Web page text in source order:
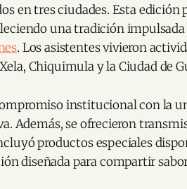
en tres ciudades. Esta edición
una tradición
. Los asistentes vivieron
Chiquimula y la Ciudad de
institucional con la
Además, se ofrecieron
productos especiales
diseñada para compartir